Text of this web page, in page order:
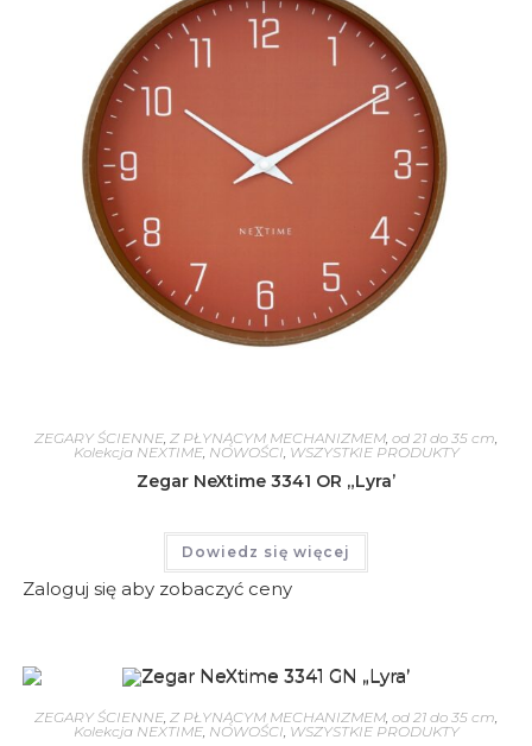
ZEGARY ŚCIENNE Z PŁYNĄCYM MECHANIZMEM od 21 do 35 cm
Kolekcja NEXTIME, NOWOŚCI WSZYSTKIE PRODUKTY
Zegar NeXtime 3341 OR „Lyra’
Dowiedz się więcej
Zaloguj się aby zobaczyć ceny
ZEGARY ŚCIENNE, Z PŁYNĄCYM MECHANIZMEM, od 21 do 35 cm,
Kolekcja NEXTIME, NOWOŚCI, WSZYSTKIE PRODUKTY